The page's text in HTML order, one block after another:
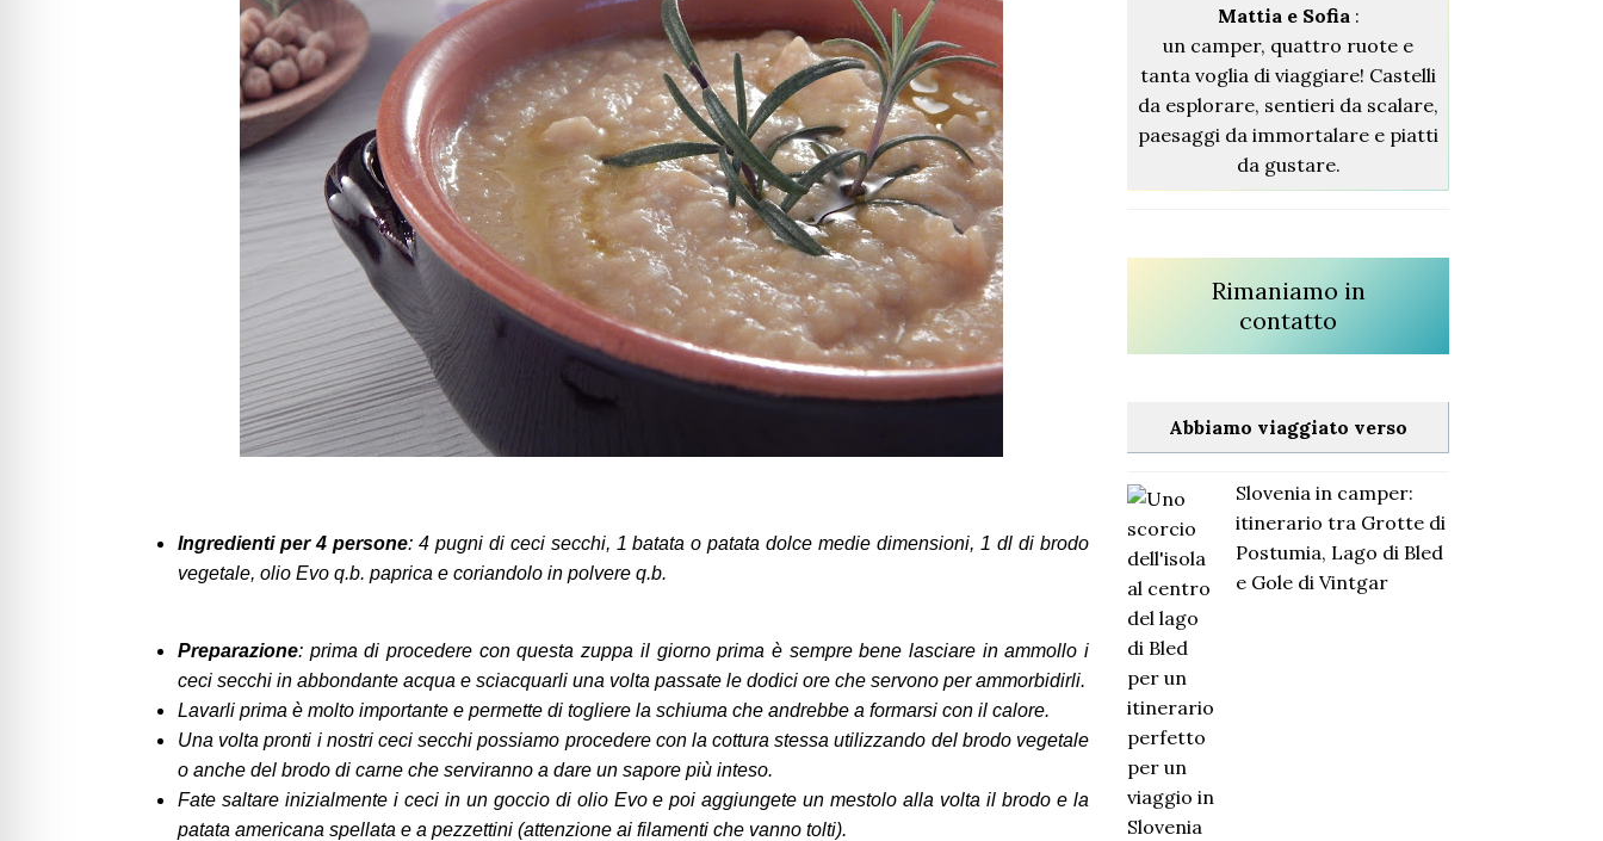
Ingredienti per 4 persone: 4 pugni di ceci secchi, 1 batata o patata dolce medie dimensioni, 1 dl di brodo
vegetale, olio Evo q.b. paprica e coriandolo in polvere q.b.
Preparazione: prima di procedere con questa zuppa il giorno prima è sempre bene lasciare in ammollo i
ceci secchi in abbondante acqua e sciacquarli una volta passate le dodici ore che servono per ammorbidirli.
Lavarli prima è molto importante e permette di togliere la schiuma che andrebbe a formarsi con il calore.
Una volta pronti i nostri ceci secchi possiamo procedere con la cottura stessa utilizzando del brodo vegetale
o anche del brodo di carne che serviranno a dare un sapore più inteso.
Fate saltare inizialmente i ceci in un goccio di olio Evo e poi aggiungete un mestolo alla volta il brodo e la
patata americana spellata e a pezzettini (attenzione ai filamenti che vanno tolti).
Mattia e Sofia:
un camper, quattro ruote e
tanta voglia di viaggiare! Castelli
da esplorare, sentieri da scalare,
paesaggi da immortalare e piatti
da gustare.
Rimaniamo in
contatto
Abbiamo viaggiato verso
Slovenia in camper:
itinerario tra Grotte di
Postumia, Lago di Bled
e Gole di Vintgar